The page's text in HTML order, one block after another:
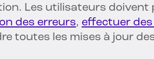
Les utilisateurs doivent
des erreurs, effectuer
toutes les mises à jour